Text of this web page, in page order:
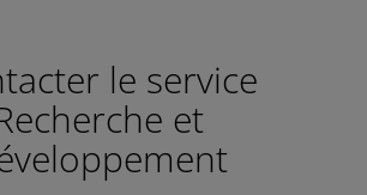
le service
et